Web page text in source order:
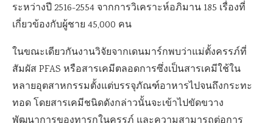
ระหว่างปี 2516-2554 จากการวิเคราะห์อภิมาน 185 เรื่องที่
เกี่ยวข้องกับผู้ชาย 45,000 คน
ในขณะเดียวกันงานวิจัยจากเดนมาร์กพบว่าแม่ตั้งครรภ์ที่
สัมผัส PFAS หรือสารเคมีตลอดการซึ่งเป็นสารเคมีใช้ใน
หลายอุตสาหกรรมตั้งแต่บรรจุภัณฑ์อาหารไปจนถึงกระทะ
ทอด โดยสารเคมีชนิดดังกล่าวนั้นจะเข้าไปขัดขวาง